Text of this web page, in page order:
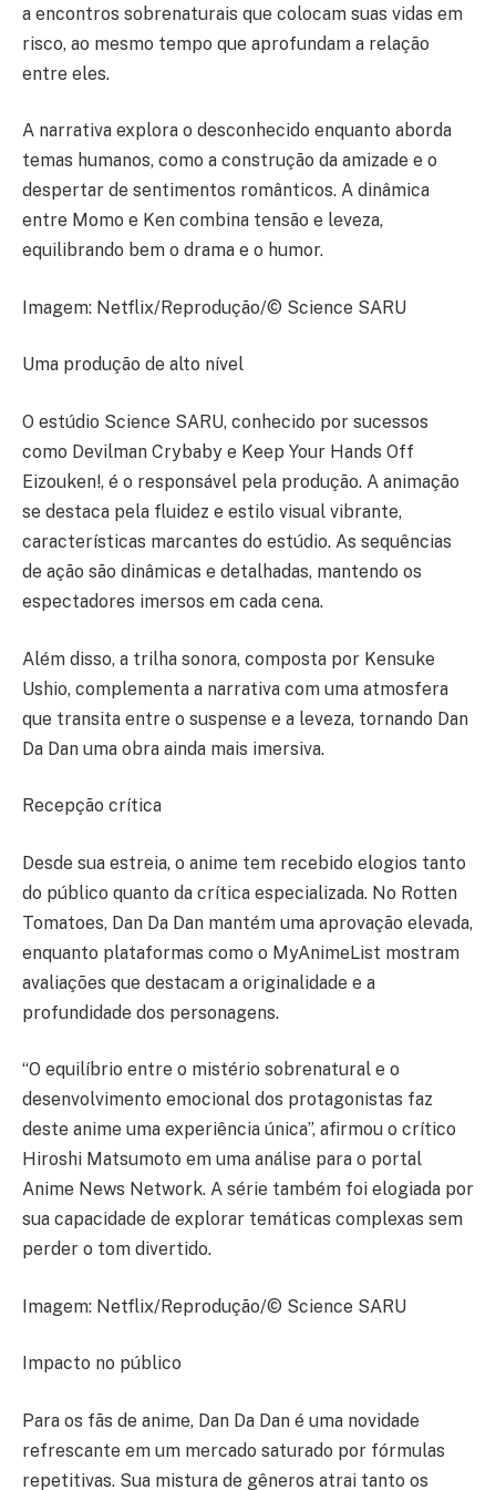
a encontros sobrenaturais que colocam suas vidas em
risco, ao mesmo tempo que aprofundam a relação
entre eles.
A narrativa explora o desconhecido enquanto aborda
temas humanos, como a construção da amizade e o
despertar de sentimentos românticos. A dinâmica
entre Momo e Ken combina tensão e leveza,
equilibrando bem o drama e o humor.
Imagem: Netflix/Reprodução/© Science SARU
Uma produção de alto nível
O estúdio Science SARU, conhecido por sucessos
como Devilman Crybaby e Keep Your Hands Off
Eizouken!, é o responsável pela produção. A animação
se destaca pela fluidez e estilo visual vibrante,
características marcantes do estúdio. As sequências
de ação são dinâmicas e detalhadas, mantendo os
espectadores imersos em cada cena.
Além disso, a trilha sonora, composta por Kensuke
Ushio, complementa a narrativa com uma atmosfera
que transita entre o suspense e a leveza, tornando Dan
Da Dan uma obra ainda mais imersiva.
Recepção crítica
Desde sua estreia, o anime tem recebido elogios tanto
do público quanto da crítica especializada. No Rotten
Tomatoes, Dan Da Dan mantém uma aprovação elevada,
enquanto plataformas como o MyAnimeList mostram
avaliações que destacam a originalidade e a
profundidade dos personagens.
“O equilíbrio entre o mistério sobrenatural e o
desenvolvimento emocional dos protagonistas faz
deste anime uma experiência única”, afirmou o crítico
Hiroshi Matsumoto em uma análise para o portal
Anime News Network. A série também foi elogiada por
sua capacidade de explorar temáticas complexas sem
perder o tom divertido.
Imagem: Netflix/Reprodução/© Science SARU
Impacto no público
Para os fãs de anime, Dan Da Dan é uma novidade
refrescante em um mercado saturado por fórmulas
repetitivas. Sua mistura de gêneros atrai tanto os